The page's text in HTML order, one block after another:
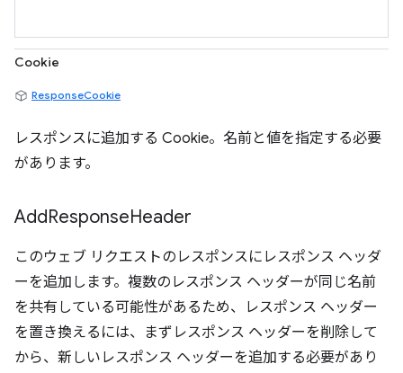
Cookie
ResponseCookie
レスポンスに追加する Cookie。名前と値を指定する必要
があります。
AddResponseHeader
このウェブ リクエストのレスポンスにレスポンス ヘッダ
ーを追加します。複数のレスポンス ヘッダーが同じ名前
を共有している可能性があるため、レスポンス ヘッダー
を置き換えるには、まずレスポンス ヘッダーを削除して
から、新しいレスポンス ヘッダーを追加する必要があり